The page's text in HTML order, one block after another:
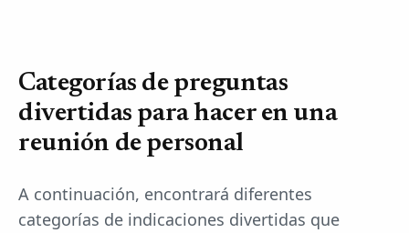
Categorías de preguntas
divertidas para hacer en una
reunión de personal
A continuación, encontrará diferentes
categorías de indicaciones divertidas que